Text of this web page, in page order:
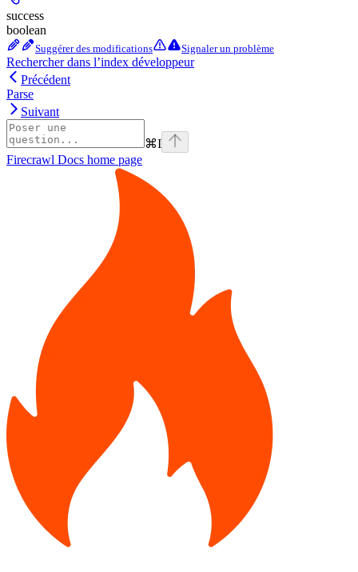
success
boolean
Suggérer des modifications Signaler un problème
Rechercher dans l’index développeur
Précédent
Parse
Suivant
⌘I
Firecrawl Docs home page